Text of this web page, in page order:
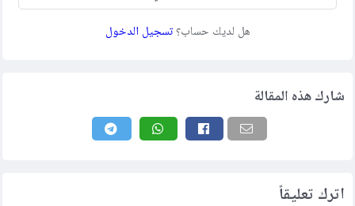
هل لديك حساب؟تسجيل الدخول
شارك هذه المقالة
اترك تعليقاً